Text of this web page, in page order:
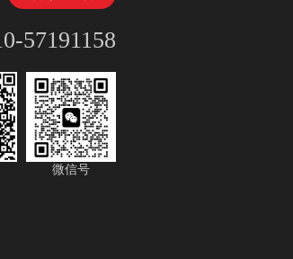
57191158
微信号